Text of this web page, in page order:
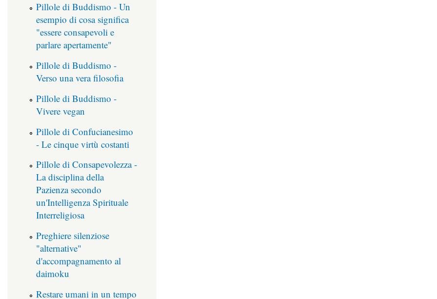
Pillole di Buddismo - Un
esempio di cosa significa
"essere consapevoli e
parlare apertamente"
Pillole di Buddismo -
Verso una vera filosofia
Pillole di Buddismo -
Vivere vegan
Pillole di Confucianesimo
- Le cinque virtù costanti
Pillole di Consapevolezza -
La disciplina della
Pazienza secondo
un'Intelligenza Spirituale
Interreligiosa
Preghiere silenziose
"alternative"
d'accompagnamento al
daimoku
Restare umani in un tempo